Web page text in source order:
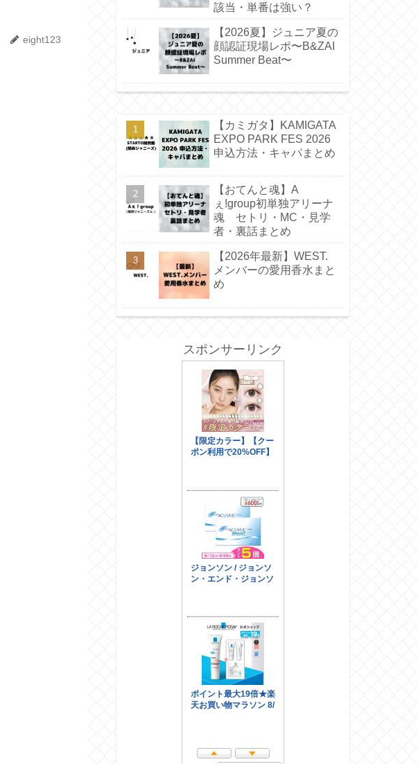
eight123
該当・単番は強い？
【2026夏】ジュニア夏の
顔認証現場レポ〜B&ZAI
Summer Beat〜
【カミガタ】KAMIGATA
EXPO PARK FES 2026
申込方法・キャパまとめ
【おてんと魂】A
ぇ!group初単独アリーナ
魂 セトリ・MC・見学
者・裏話まとめ
【2026年最新】WEST.
メンバーの愛用香水まと
め
スポンサーリンク